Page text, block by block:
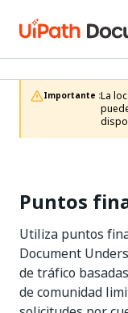
Importante :La
Puntos
Utiliza puntos
Document
de tráfico
de comunidad